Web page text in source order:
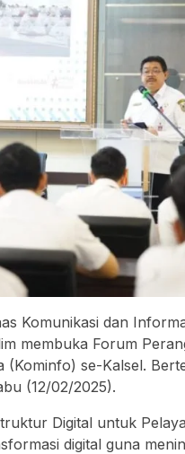
Komunikasi dan
membuka Forum
(Kominfo) se-Kalsel.
(12/02/2025).
Digital untuk
digital guna